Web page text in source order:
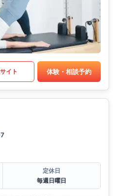
イト 体験・相談予約
定休日
毎週日曜日